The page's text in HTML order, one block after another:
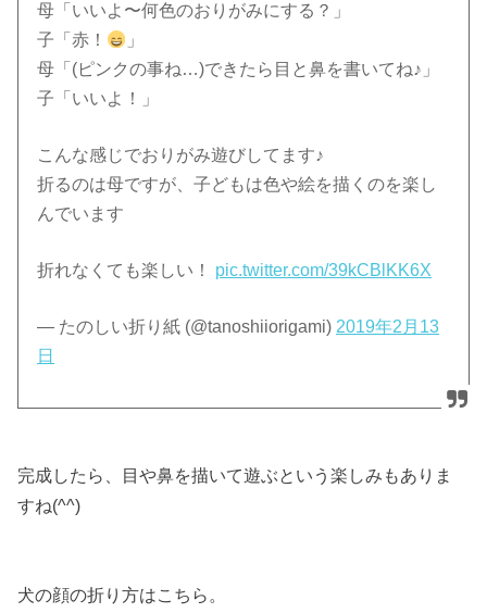
母「いいよ〜何色のおりがみにする？」
子「赤！
」
母「(ピンクの事ね…)できたら目と鼻を書いてね♪」
子「いいよ！」
こんな感じでおりがみ遊びしてます♪
折るのは母ですが、子どもは色や絵を描くのを楽し
んでいます
折れなくても楽しい！ pic.twitter.com/39kCBlKK6X
— たのしい折り紙 (@tanoshiiorigami) 2019年2月13
日
完成したら、目や鼻を描いて遊ぶという楽しみもありま
すね(^^)
犬の顔の折り方はこちら。